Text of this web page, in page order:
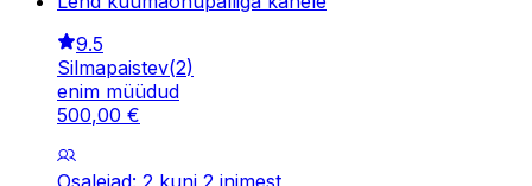
9.5
Silmapaistev(2)
enim müüdud
500,00 €